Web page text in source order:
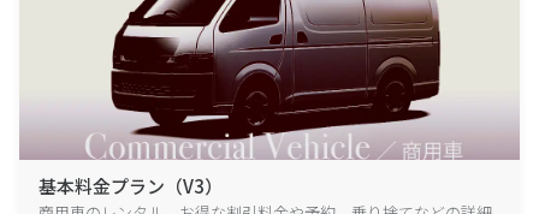
基本料金プラン（V3）